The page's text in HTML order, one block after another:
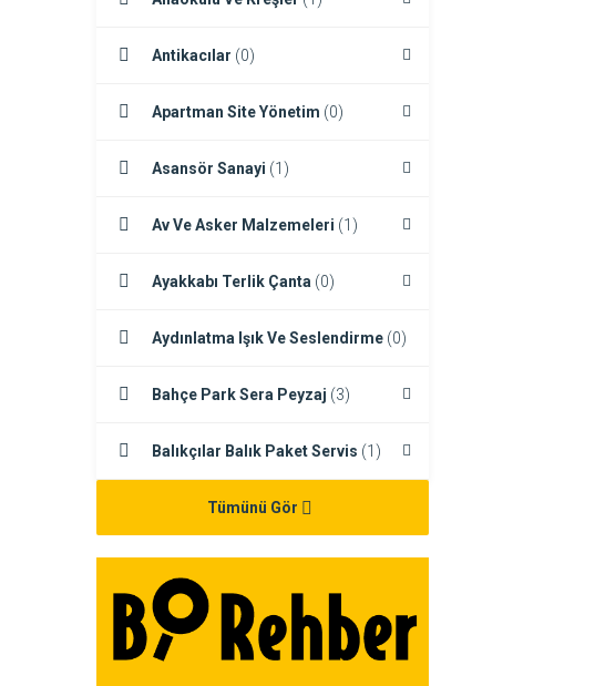
Antikacılar (0)
Apartman Site Yönetim (0)
Asansör Sanayi (1)
Av Ve Asker Malzemeleri (1)
Ayakkabı Terlik Çanta (0)
Aydınlatma Işık Ve Seslendirme (0)
Bahçe Park Sera Peyzaj (3)
Balıkçılar Balık Paket Servis (1)
Tümünü Gör